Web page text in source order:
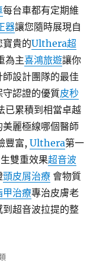
每台車都有定期維
器讓您隨時展現自
寶貴的Ulthera超
為主喜鴻旅遊讓你
設計團隊的最佳
認證的優質皮秒
已累積到相當卓越
麗極線哪個醫師
豐富,Ulthera第一
雙重效果超音波
頭皮屑治療 會物質
甲治療專治皮膚老
到超音波拉提的整